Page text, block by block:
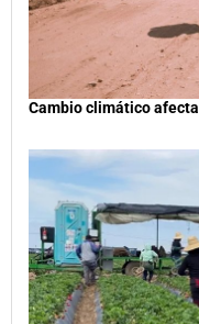
Cambio climático